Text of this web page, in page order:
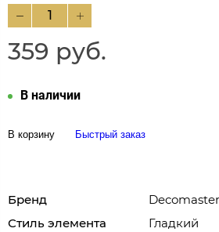
359 руб.
В наличии
В корзину Быстрый заказ
Бренд
Decomaster
Стиль элемента
Гладкий